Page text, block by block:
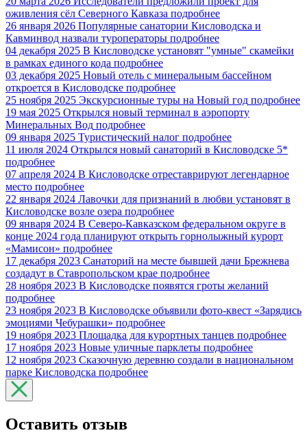
оживления сёл Северного Кавказа подробнее
26 января 2026 Популярные санатории Кисловодска и
Кавминвод назвали туроператоры подробнее
04 декабря 2025 В Кисловодске установят "умные" скамейки
в рамках единого кода подробнее
03 декабря 2025 Новый отель с минеральным бассейном
откроется в Кисловодске подробнее
25 ноября 2025 Экскурсионные туры на Новый год подробнее
19 мая 2025 Открылся новый терминал в аэропорту
Минеральных Вод подробнее
09 января 2025 Туристический налог подробнее
11 июля 2024 Открылся новый санаторий в Кисловодске 5*
подробнее
07 апреля 2024 В Кисловодске отреставрируют легендарное
место подробнее
22 января 2024 Лавочки для признаний в любви установят в
Кисловодске возле озера подробнее
09 января 2024 В Северо-Кавказском федеральном округе в
конце 2024 года планируют открыть горнолыжный курорт
«Мамисон» подробнее
17 декабря 2023 Санаторий на месте бывшей дачи Брежнева
создадут в Ставропольском крае подробнее
28 ноября 2023 В Кисловодске появятся гроты желаний
подробнее
23 ноября 2023 В Кисловодске объявили фото-квест «Зарядись
эмоциями Чебурашки» подробнее
19 ноября 2023 Площадка для курортных танцев подробнее
17 ноября 2023 Новые уличные парклеты подробнее
12 ноября 2023 Сказочную деревню создали в национальном
парке Кисловодска подробнее
Оставить отзыв